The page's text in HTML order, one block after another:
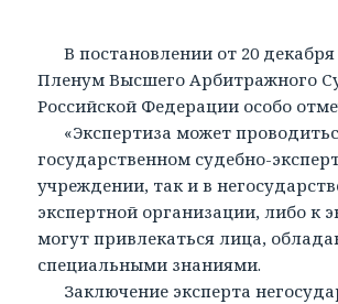
В постановлении от 20 декабря
Пленум Высшего Арбитражного
Российской Федерации особо
«Экспертиза может
государственном судебно-
учреждении, так и в
экспертной организации, либо к
могут привлекаться лица,
специальными знаниями.
Заключение эксперта